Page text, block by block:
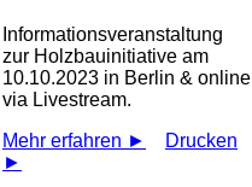
Informationsveranstaltung
zur Holzbauinitiative am
10.10.2023 in Berlin & online
via Livestream.
Mehr erfahren ►
Drucken
►